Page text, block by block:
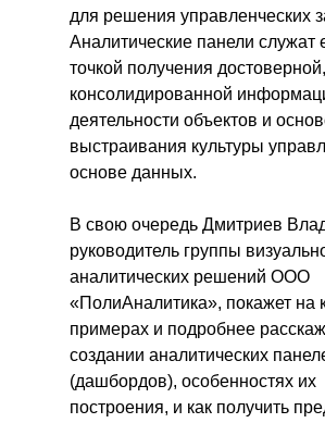
для решения управленческих
Аналитические панели служат
точкой получения достоверной,
консолидированной
деятельности объектов и
выстраивания культуры
основе данных.
В свою очередь Дмитриев
руководитель группы
аналитических решений ООО
«ПолиАналитика», покажет на
примерах и подробнее
создании аналитических
(дашбордов), особенностях их
построения, и как получить